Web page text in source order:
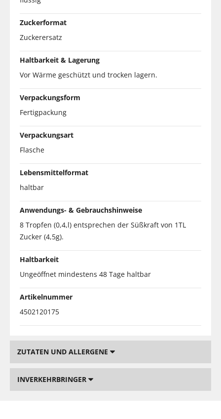
Zuckerformat
Zuckerersatz
Haltbarkeit & Lagerung
Vor Wärme geschützt und trocken lagern.
Verpackungsform
Fertigpackung
Verpackungsart
Flasche
Lebensmittelformat
haltbar
Anwendungs- & Gebrauchshinweise
8 Tropfen (0,4,l) entsprechen der Süßkraft von 1TL
Zucker (4,5g).
Haltbarkeit
Ungeöffnet mindestens 48 Tage haltbar
Artikelnummer
4502120175
ZUTATEN UND ALLERGENE
INVERKEHRBRINGER